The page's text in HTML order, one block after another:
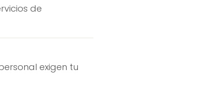
de
exigen tu